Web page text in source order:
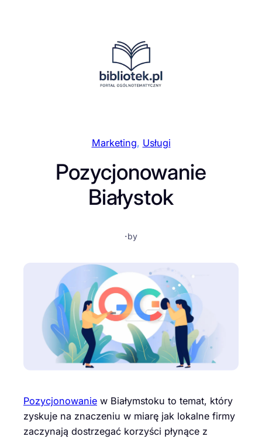
Marketing, Usługi
Pozycjonowanie
Białystok
·by
Pozycjonowanie w Białymstoku to temat, który
zyskuje na znaczeniu w miarę jak lokalne firmy
zaczynają dostrzegać korzyści płynące z